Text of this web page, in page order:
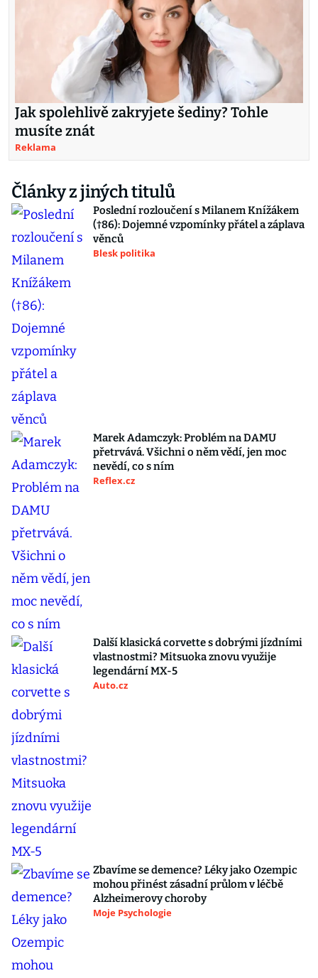
Jak spolehlivě zakryjete šediny? Tohle
musíte znát
Reklama
Články z jiných titulů
Poslední rozloučení s Milanem Knížákem
(†86): Dojemné vzpomínky přátel a záplava
věnců
Blesk politika
Marek Adamczyk: Problém na DAMU
přetrvává. Všichni o něm vědí, jen moc
nevědí, co s ním
Reflex.cz
Další klasická corvette s dobrými jízdními
vlastnostmi? Mitsuoka znovu využije
legendární MX-5
Auto.cz
Zbavíme se demence? Léky jako Ozempic
mohou přinést zásadní průlom v léčbě
Alzheimerovy choroby
Moje Psychologie